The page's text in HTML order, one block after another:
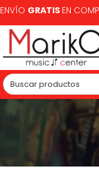
ENVÍO GRATIS EN